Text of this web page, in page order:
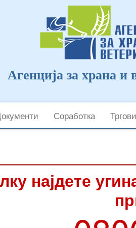
Агенција за храна и
Соработка
најдете